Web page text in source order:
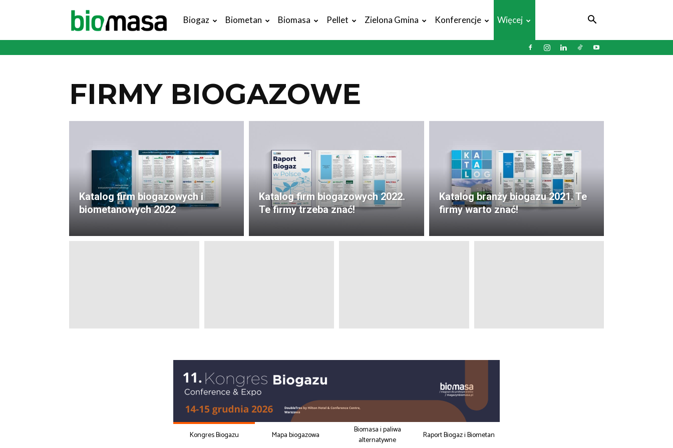
Magazyn
Biogaz Biometan Biomasa Pellet Zielona Gmina Konferencje Więcej
FIRMY BIOGAZOWE
Katalog firm biogazowych i
biometanowych 2022
Katalog firm biogazowych 2022.
Te firmy trzeba znać!
Katalog branży biogazu 2021. Te
firmy warto znać!
Kongres Biogazu Mapa biogazowa
Biomasa i paliwa
alternatywne
Raport Biogaz i Biometan